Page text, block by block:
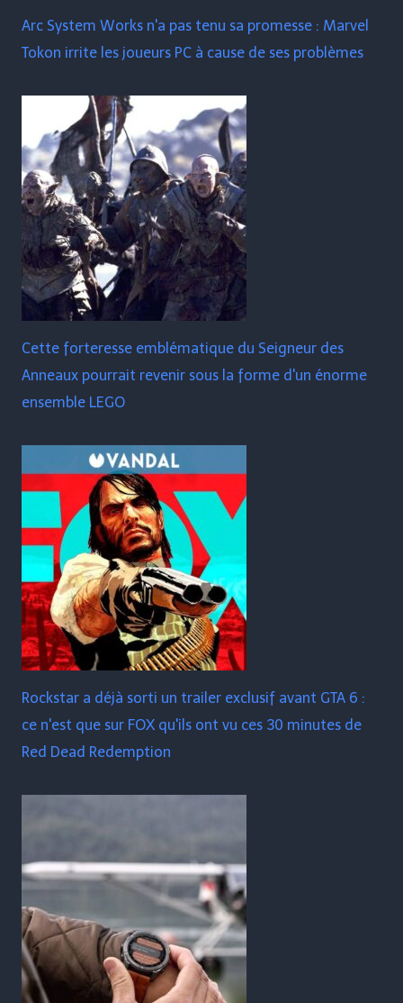
Arc System Works n'a pas tenu sa promesse : Marvel
Tokon irrite les joueurs PC à cause de ses problèmes
Cette forteresse emblématique du Seigneur des
Anneaux pourrait revenir sous la forme d'un énorme
ensemble LEGO
Rockstar a déjà sorti un trailer exclusif avant GTA 6 :
ce n'est que sur FOX qu'ils ont vu ces 30 minutes de
Red Dead Redemption